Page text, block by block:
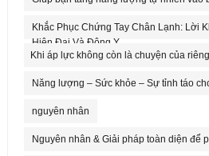
Khắc Phục Chứng Tay Chân Lạnh: Lời
Hiện Đại Và Đông Y
Khi áp lực không còn là chuyện của
Năng lượng – Sức khỏe – Sự tỉnh táo
nguyên nhân
Nguyên nhân & Giải pháp toàn diện để